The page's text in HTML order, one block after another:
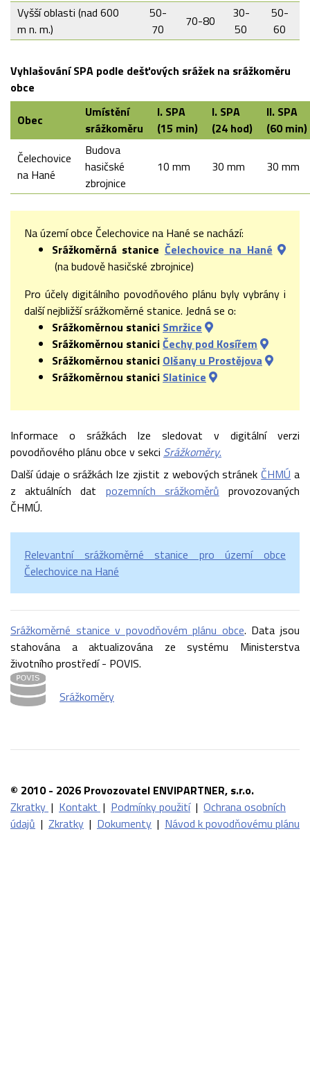
Vyšší oblasti (nad 600
m n. m.)
50-
70
70-80
30-
50
50-
60
Vyhlašování SPA podle dešťových srážek na srážkoměru
obce
Obec
Umístění
srážkoměru
I. SPA
(15 min)
I. SPA
(24 hod)
II. SPA
(60 min)
Čelechovice
na Hané
Budova
hasičské
zbrojnice
10 mm 30 mm 30 mm
Na území obce Čelechovice na Hané se nachází:
Srážkoměrná stanice Čelechovice na Hané
(na budově hasičské zbrojnice)
Pro účely digitálního povodňového plánu byly vybrány i
další nejbližší srážkoměrné stanice. Jedná se o:
Srážkoměrnou stanici Smržice
Srážkoměrnou staniciČechy pod Kosířem
Srážkoměrnou stanici Olšany u Prostějova
Srážkoměrnou stanici Slatinice
Informace o srážkách lze sledovat v digitální verzi
povodňového plánu obce v sekci Srážkoměry.
Další údaje o srážkách lze zjistit z webových stránek ČHMÚ a
z aktuálních dat pozemních srážkoměrů provozovaných
ČHMÚ.
Relevantní srážkoměrné stanice pro území obce
Čelechovice na Hané
Srážkoměrné stanice v povodňovém plánu obce. Data jsou
stahována a aktualizována ze systému Ministerstva
životního prostředí - POVIS.
Srážkoměry
© 2010 - 2026 Provozovatel ENVIPARTNER, s.r.o.
Zkratky | Kontakt | Podmínky použití | Ochrana osobních
údajů | Zkratky | Dokumenty | Návod k povodňovému plánu